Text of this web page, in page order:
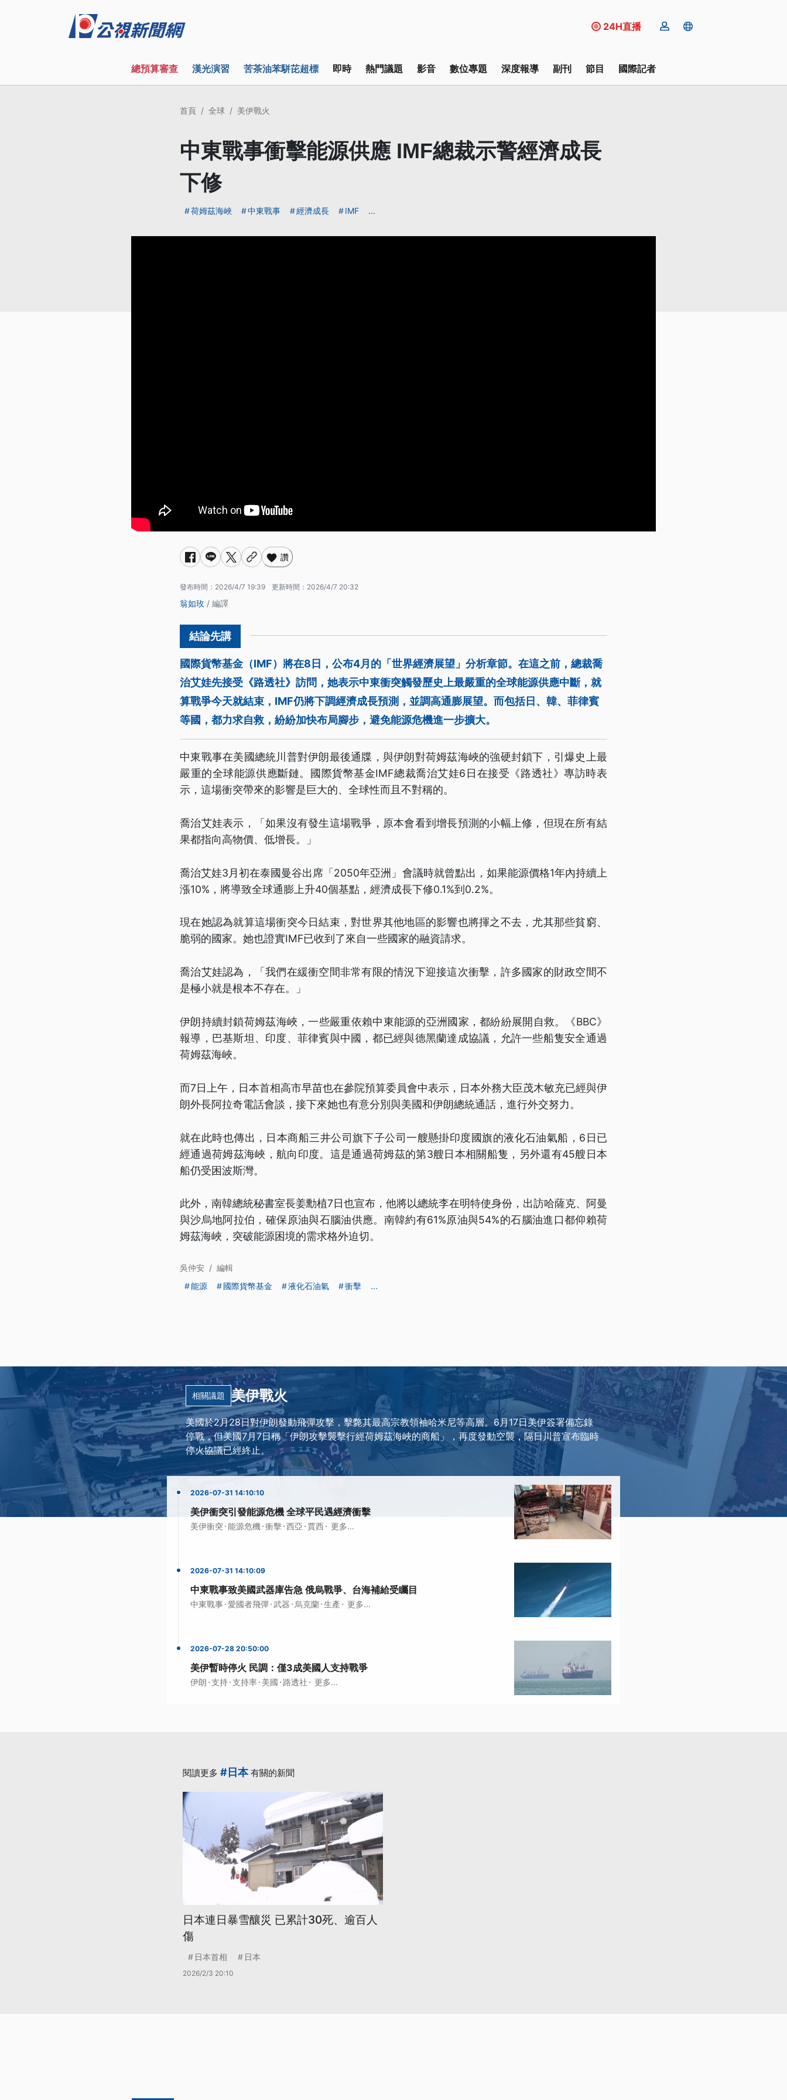
24H直播
總預算審查 漢光演習 苦茶油苯駢芘超標 即時 熱門議題 影音 數位專題 深度報導 副刊 節目 國際記者
首頁 全球 美伊戰火
中東戰事衝擊能源供應 IMF總裁示警經濟成長
下修
荷姆茲海峽 中東戰事 經濟成長 IMF ...
讚
發布時間： 2026/4/7 19:39 更新時間： 2026/4/7 20:32
翁如玫 / 編譯
國際貨幣基金（IMF）將在8日，公布4月的「世界經濟展望」分析章節。在這之前，總裁喬
治艾娃先接受《路透社》訪問，她表示中東衝突觸發歷史上最嚴重的全球能源供應中斷，就
算戰爭今天就結束，IMF仍將下調經濟成長預測，並調高通膨展望。而包括日、韓、菲律賓
等國，都力求自救，紛紛加快布局腳步，避免能源危機進一步擴大。
中東戰事在美國總統川普對伊朗最後通牒，與伊朗對荷姆茲海峽的強硬封鎖下，引爆史上最
嚴重的全球能源供應斷鏈。國際貨幣基金IMF總裁喬治艾娃6日在接受《路透社》專訪時表
示，這場衝突帶來的影響是巨大的、全球性而且不對稱的。
喬治艾娃表示，「如果沒有發生這場戰爭，原本會看到增長預測的小幅上修，但現在所有結
果都指向高物價、低增長。」
喬治艾娃3月初在泰國曼谷出席「2050年亞洲」會議時就曾點出，如果能源價格1年內持續上
漲10%，將導致全球通膨上升40個基點，經濟成長下修0.1%到0.2%。
現在她認為就算這場衝突今日結束，對世界其他地區的影響也將揮之不去，尤其那些貧窮、
脆弱的國家。她也證實IMF已收到了來自一些國家的融資請求。
喬治艾娃認為，「我們在緩衝空間非常有限的情況下迎接這次衝擊，許多國家的財政空間不
是極小就是根本不存在。」
伊朗持續封鎖荷姆茲海峽，一些嚴重依賴中東能源的亞洲國家，都紛紛展開自救。《BBC》
報導，巴基斯坦、印度、菲律賓與中國，都已經與德黑蘭達成協議，允許一些船隻安全通過
荷姆茲海峽。
而7日上午，日本首相高市早苗也在參院預算委員會中表示，日本外務大臣茂木敏充已經與伊
朗外長阿拉奇電話會談，接下來她也有意分別與美國和伊朗總統通話，進行外交努力。
就在此時也傳出，日本商船三井公司旗下子公司一艘懸掛印度國旗的液化石油氣船，6日已
經通過荷姆茲海峽，航向印度。這是通過荷姆茲的第3艘日本相關船隻，另外還有45艘日本
船仍受困波斯灣。
此外，南韓總統秘書室長姜勳植7日也宣布，他將以總統李在明特使身份，出訪哈薩克、阿曼
與沙烏地阿拉伯，確保原油與石腦油供應。南韓約有61%原油與54%的石腦油進口都仰賴荷
姆茲海峽，突破能源困境的需求格外迫切。
吳仲安 / 編輯
能源
國際貨幣基金 液化石油氣 衝擊 ...
相關議題 美伊戰火
美國於2月28日對伊朗發動飛彈攻擊，擊斃其最高宗教領袖哈米尼等高層。6月17日美伊簽署備忘錄
停戰，但美國7月7日稱「伊朗攻擊襲擊行經荷姆茲海峽的商船」，再度發動空襲，隔日川普宣布臨時
停火協議已經終止。
2026-07-31 14:10:10
美伊衝突引發能源危機 全球平民遇經濟衝擊
美伊衝突·能源危機 ·衝擊 ·西亞 ·賈西· 更多...
2026-07-31 14:10:09
中東戰事致美國武器庫告急 俄烏戰爭、台海補給受矚目
中東戰事·愛國者飛彈·武器 · 烏克蘭·生產 · 更多...
2026-07-28 20:50:00
美伊暫時停火 民調：僅3成美國人支持戰爭
伊朗 ·支持·支持率· 美國 · 路透社 · 更多...
閱讀更多 #日本有關的新聞
日本連日暴雪釀災 已累計30死、逾百人
傷
日本首相 日本
2026/2/3 20:10